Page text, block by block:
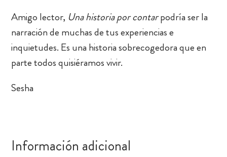
Amigo lector, Una historia por contarpodría ser la
narración de muchas de tus experiencias e
inquietudes. Es una historia sobrecogedora que en
parte todos quisiéramos vivir.
Sesha
Información adicional